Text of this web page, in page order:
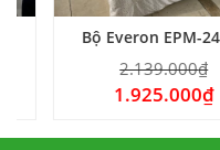
Bộ Everon EPM-24064
2.139.000₫
1.925.000₫